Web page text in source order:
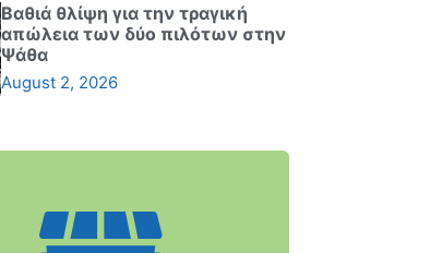
Βαθιά θλίψη για την τραγική
απώλεια των δύο πιλότων στην
Ψάθα
August 2, 2026